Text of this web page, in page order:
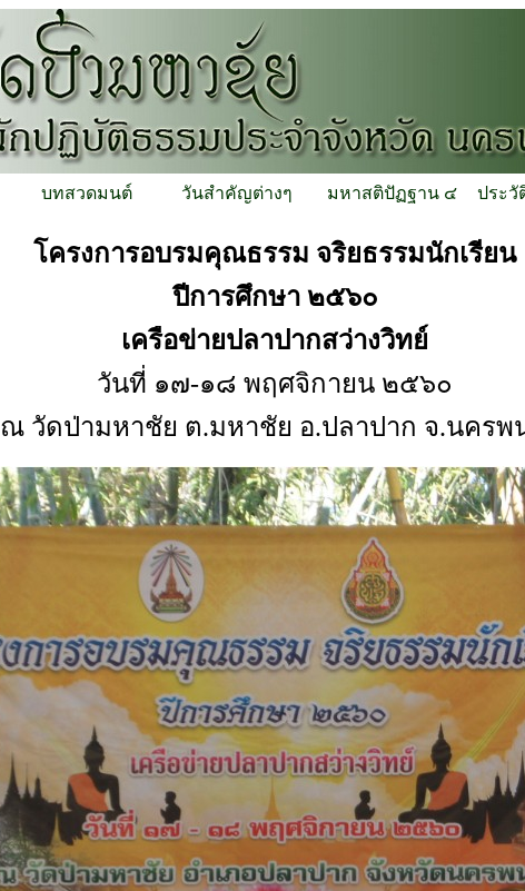
บทสวดมนต์ วันสำคัญต่างๆ มหาสติปัฏฐาน ๔ ประวั
โครงการอบรมคุณธรรม จริยธรรมนักเรียน
ปีการศึกษา ๒๕๖๐
เครือข่ายปลาปากสว่างวิทย์
วันที่ ๑๗-๑๘ พฤศจิกายน ๒๕๖๐
ณ วัดป่ามหาชัย ต.มหาชัย อ.ปลาปาก จ.นครพ